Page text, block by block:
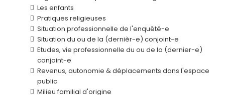
Les enfants
Pratiques religieuses
Situation professionnelle de l'enquêté-e
Situation du ou de la (dernièr-e) conjoint-e
Etudes, vie professionnelle du ou de la (dernier-e)
conjoint-e
Revenus, autonomie & déplacements dans l'espace
public
Milieu familial d'origine